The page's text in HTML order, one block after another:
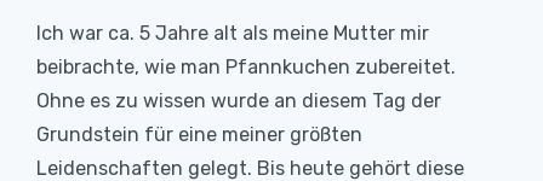
Ich war ca. 5 Jahre alt als meine Mutter mir
beibrachte, wie man Pfannkuchen zubereitet.
Ohne es zu wissen wurde an diesem Tag der
Grundstein für eine meiner größten
Leidenschaften gelegt. Bis heute gehört diese